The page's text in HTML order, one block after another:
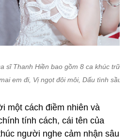
sĩ Thanh Hiền bao gồm 8 ca khúc trữ
em đi, Vị ngọt đôi môi, Dấu tình
một cách điềm nhiên và
tính cách, cái tên của
người nghe cảm nhận sâu